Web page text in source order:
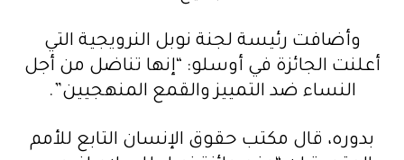
وأضافت رئيسة لجنة نوبل النرويجية التي
أعلنت الجائزة في أوسلو: “إنها تناضل من أجل
النساء ضد التمييز والقمع المنهجيين”.
بدوره، قال مكتب حقوق الإنسان التابع للأمم